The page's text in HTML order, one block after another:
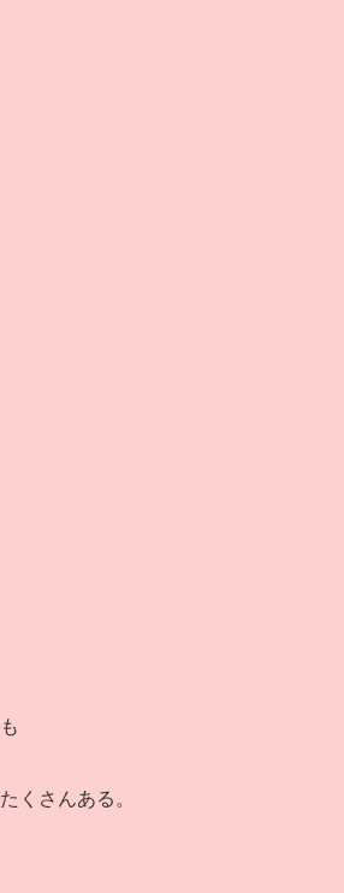
くさんある。